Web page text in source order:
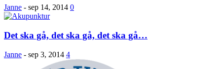
Janne - sep 14, 2014 0
Det ska gå, det ska gå, det ska gå…
Janne - sep 3, 2014 4